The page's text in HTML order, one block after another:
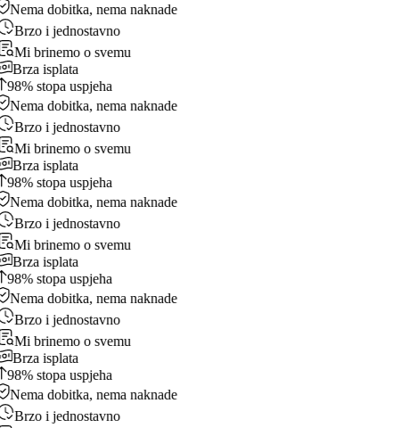
Nema dobitka, nema naknade
Brzo i jednostavno
Mi brinemo o svemu
Brza isplata
98% stopa uspjeha
Nema dobitka, nema naknade
Brzo i jednostavno
Mi brinemo o svemu
Brza isplata
98% stopa uspjeha
Nema dobitka, nema naknade
Brzo i jednostavno
Mi brinemo o svemu
Brza isplata
98% stopa uspjeha
Nema dobitka, nema naknade
Brzo i jednostavno
Mi brinemo o svemu
Brza isplata
98% stopa uspjeha
Nema dobitka, nema naknade
Brzo i jednostavno